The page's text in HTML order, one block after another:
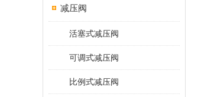
减压阀
活塞式减压阀
可调式减压阀
比例式减压阀